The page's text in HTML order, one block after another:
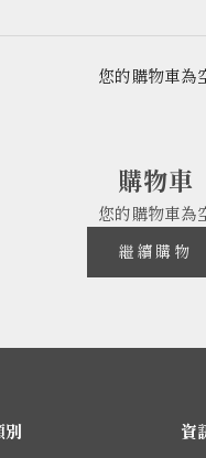
您的購物車為
購物車
您的購物車為
繼續購物
別 資